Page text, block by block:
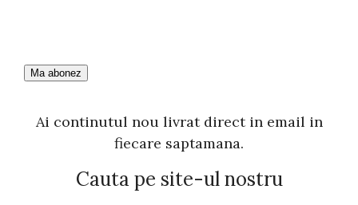
Ai continutul nou livrat direct in email in
fiecare saptamana.
Cauta pe site-ul nostru